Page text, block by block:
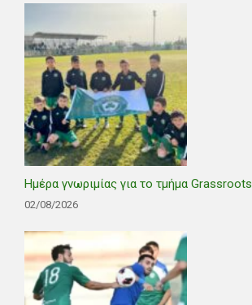
Ημέρα γνωριμίας για το τμήμα Grassroots
02/08/2026